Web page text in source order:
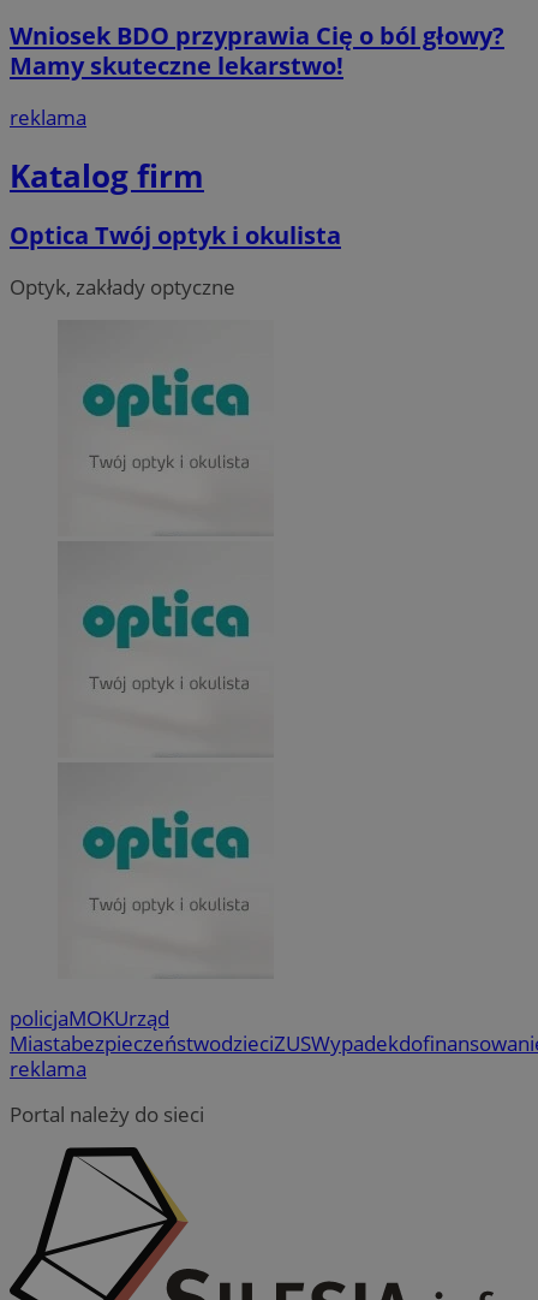
Wniosek BDO przyprawia Cię o ból głowy?
Mamy skuteczne lekarstwo!
reklama
Katalog firm
Optica Twój optyk i okulista
Optyk, zakłady optyczne
policjaMOKUrząd
MiastabezpieczeństwodzieciZUSWypadek
reklama
Portal należy do sieci